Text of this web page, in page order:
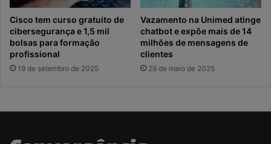
Cisco tem curso gratuito de
cibersegurança e 1,5 mil
bolsas para formação
profissional
19 de setembro de 2025
Vazamento na Unimed atinge
chatbot e expõe mais de 14
milhões de mensagens de
clientes
29 de maio de 2025